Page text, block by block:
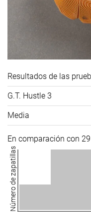
Resultados de las
G.T. Hustle 3
Media
En comparación con
Número de zapatillas